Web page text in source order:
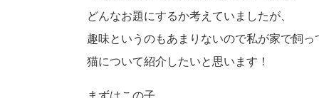
どんなお題にするか考えていましたが、
趣味というのもあまりないので私が家で飼っ
猫について紹介したいと思います！
まずはこの子